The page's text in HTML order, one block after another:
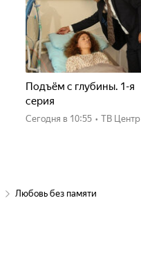
Подъём с глубины. 1-я
серия
Сегодня в 10:55 • ТВ Центр
Любовь без памяти